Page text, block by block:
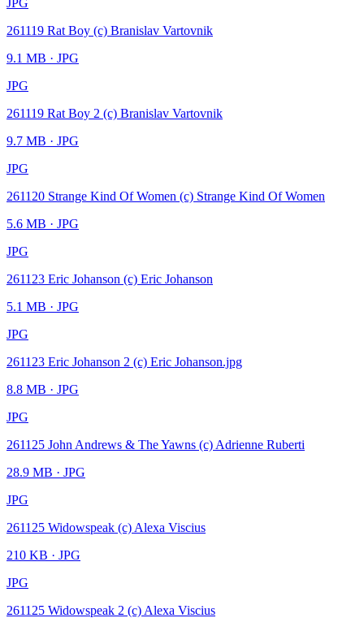
261119 Rat Boy (c) Branislav Vartovnik
9.1 MB · JPG
JPG
261119 Rat Boy 2 (c) Branislav Vartovnik
9.7 MB · JPG
JPG
261120 Strange Kind Of Women (c) Strange Kind Of Women
5.6 MB · JPG
JPG
261123 Eric Johanson (c) Eric Johanson
5.1 MB · JPG
JPG
261123 Eric Johanson 2 (c) Eric Johanson.jpg
8.8 MB · JPG
JPG
261125 John Andrews & The Yawns (c) Adrienne Ruberti
28.9 MB · JPG
JPG
261125 Widowspeak (c) Alexa Viscius
210 KB · JPG
JPG
261125 Widowspeak 2 (c) Alexa Viscius